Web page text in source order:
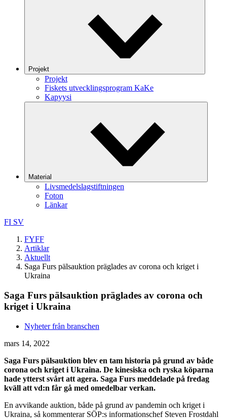
Projekt
Projekt
Fiskets utvecklingsprogram KaKe
Kapyysi
Material
Livsmedelslagstiftningen
Foton
Länkar
FI SV
FYFF
Artiklar
Aktuellt
Saga Furs pälsauktion präglades av corona och kriget i
Ukraina
Saga Furs pälsauktion präglades av corona och
kriget i Ukraina
Nyheter från branschen
mars 14, 2022
Saga Furs pälsauktion blev en tam historia på grund av både
corona och kriget i Ukraina. De kinesiska och ryska köparna
hade ytterst svårt att agera. Saga Furs meddelade på fredag
kväll att vd:n får gå med omedelbar verkan.
En avvikande auktion, både på grund av pandemin och kriget i
Ukraina, så kommenterar SÖP:s informationschef Steven Frostdahl